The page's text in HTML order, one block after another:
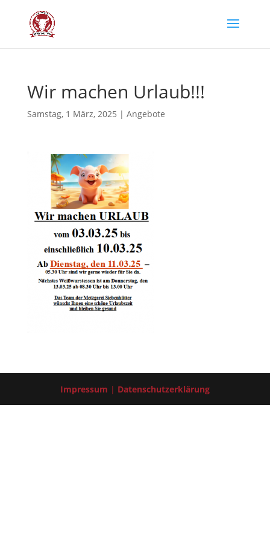
Wir machen Urlaub!!!
Samstag, 1 März, 2025 | Angebote
Impressum | Datenschutzerklärung